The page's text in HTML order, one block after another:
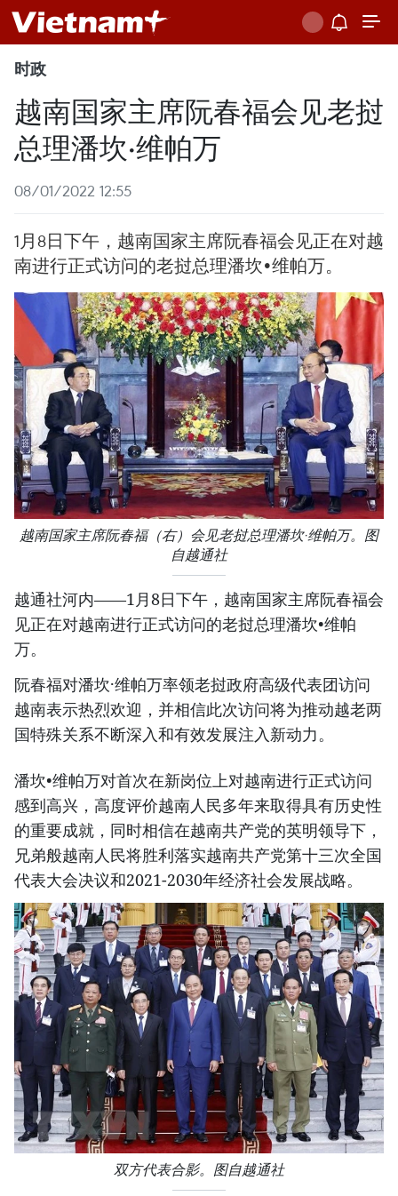
时政
越南国家主席阮春福会见老挝
总理潘坎·维帕万
08/01/2022 12:55
1月8日下午，越南国家主席阮春福会见正在对越
南进行正式访问的老挝总理潘坎•维帕万。
越南国家主席阮春福（右）会见老挝总理潘坎·维帕万。图
自越通社
越通社河内——1月8日下午，越南国家主席阮春福会
见正在对越南进行正式访问的老挝总理潘坎•维帕
万。
阮春福对潘坎·维帕万率领老挝政府高级代表团访问
越南表示热烈欢迎，并相信此次访问将为推动越老两
国特殊关系不断深入和有效发展注入新动力。
潘坎•维帕万对首次在新岗位上对越南进行正式访问
感到高兴，高度评价越南人民多年来取得具有历史性
的重要成就，同时相信在越南共产党的英明领导下，
兄弟般越南人民将胜利落实越南共产党第十三次全国
代表大会决议和2021-2030年经济社会发展战略。
双方代表合影。图自越通社